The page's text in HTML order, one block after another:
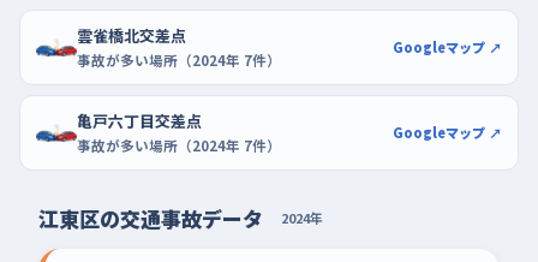
雲雀橋北交差点
事故が多い場所（2024年 7件）
Googleマップ ↗
亀戸六丁目交差点
事故が多い場所（2024年 7件）
Googleマップ ↗
江東区の交通事故データ 2024年